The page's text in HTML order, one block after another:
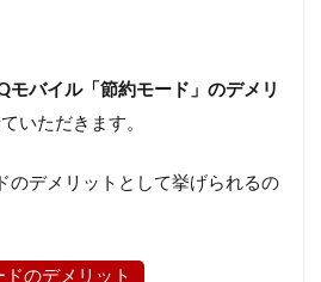
モバイル「節約モード」のデメリ
いただきます。
のデメリットとして挙げられるの
のデメリット